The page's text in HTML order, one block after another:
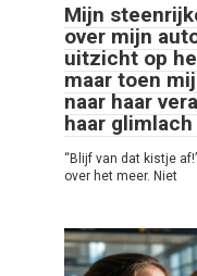
Mijn
over mijn
uitzicht op
maar toen
naar haar
haar
“Blijf van dat kistje
over het meer. Niet